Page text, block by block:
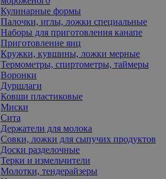
Кулинарные формы
Палочки, иглы, ложки специальные
Наборы для приготовления канапе
Приготовление яиц
Кружки, кувшины, ложки мерные
Термометры, спиртометры, таймеры
Воронки
Дуршлаги
Ковши пластиковые
Миски
Сита
Держатели для молока
Совки, ложки для сыпучих продуктов
Доски разделочные
Терки и измельчители
Молотки, тендерайзеры